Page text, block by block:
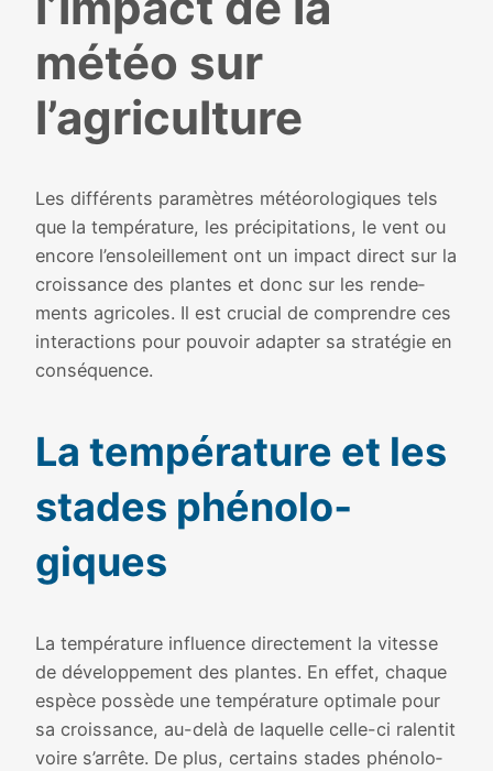
météo sur
l’agriculture
Les dif­fé­rents para­mètres météo­ro­lo­giques tels
que la tem­pé­ra­ture, les pré­ci­pi­ta­tions, le vent ou
encore l’ensoleillement ont un impact direct sur la
crois­sance des plantes et donc sur les ren­de­
ments agri­coles. Il est cru­cial de com­prendre ces
inter­ac­tions pour pou­voir adap­ter sa stra­té­gie en
consé­quence.
La tem­pé­ra­ture et les
stades phé­no­lo­
giques
La tem­pé­ra­ture influence direc­te­ment la vitesse
de déve­lop­pe­ment des plantes. En effet, chaque
espèce pos­sède une tem­pé­ra­ture opti­male pour
sa crois­sance, au-delà de laquelle celle-ci ralen­tit
voire s’arrête. De plus, cer­tains stades phé­no­lo­